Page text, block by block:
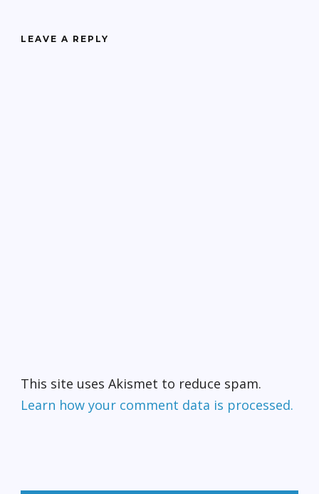
LEAVE A REPLY
This site uses Akismet to reduce spam.
Learn how your comment data is processed.